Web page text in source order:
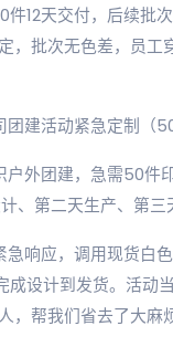
件12天交付，后续批
，批次无色差，员工
建活动紧急定制（
户外团建，急需50件
、第二天生产、第三
急响应，调用现货白
成设计到发货。活动
，帮我们省去了大麻